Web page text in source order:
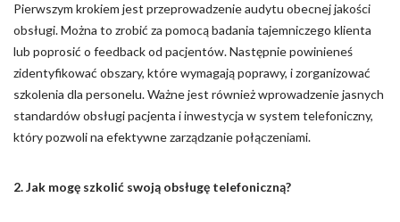
Pierwszym krokiem jest przeprowadzenie audytu obecnej jakości
obsługi. Można to zrobić za pomocą badania tajemniczego klienta
lub poprosić o feedback od pacjentów. Następnie powinieneś
zidentyfikować obszary, które wymagają poprawy, i zorganizować
szkolenia dla personelu. Ważne jest również wprowadzenie jasnych
standardów obsługi pacjenta i inwestycja w system telefoniczny,
który pozwoli na efektywne zarządzanie połączeniami.
2. Jak mogę szkolić swoją obsługę telefoniczną?